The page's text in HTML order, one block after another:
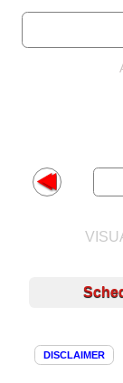
DISCLAIMER